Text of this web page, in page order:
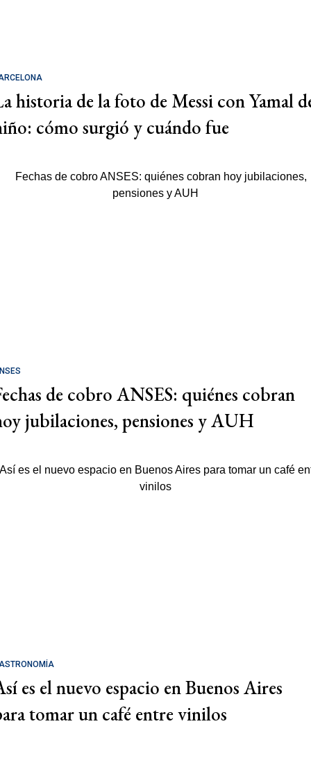
historia de la foto de Messi con Yamal
cómo surgió y cuándo fue
de cobro ANSES: quiénes cobran
jubilaciones, pensiones y AUH
es el nuevo espacio en Buenos Aires
tomar un café entre vinilos